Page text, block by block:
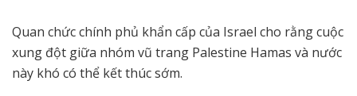
Quan chức chính phủ khẩn cấp của Israel cho rằng cuộc
xung đột giữa nhóm vũ trang Palestine Hamas và nước
này khó có thể kết thúc sớm.